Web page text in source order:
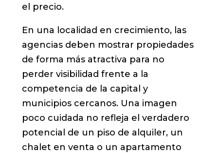
el precio.
En una localidad en crecimiento, las
agencias deben mostrar propiedades
de forma más atractiva para no
perder visibilidad frente a la
competencia de la capital y
municipios cercanos. Una imagen
poco cuidada no refleja el verdadero
potencial de un piso de alquiler, un
chalet en venta o un apartamento